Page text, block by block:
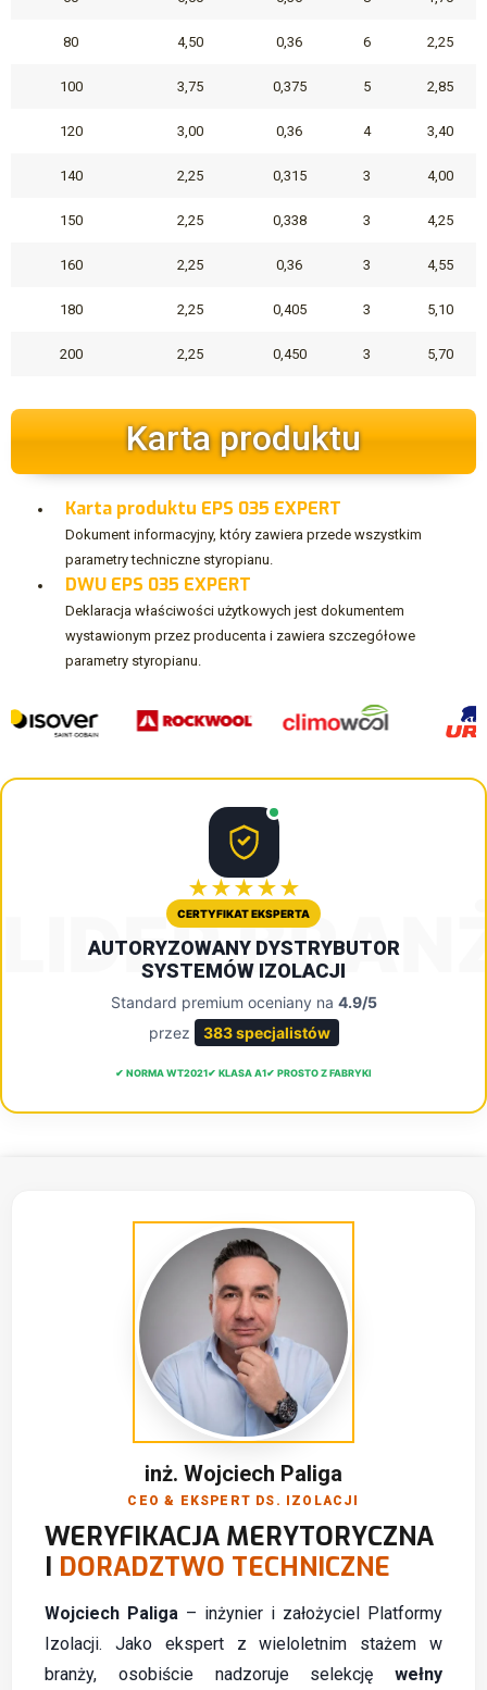
80 4,50 0,36 6 2,25
100 3,75 0,375 5 2,85
120 3,00 0,36 4 3,40
140 2,25 0,315 3 4,00
150 2,25 0,338 3 4,25
160 2,25 0,36 3 4,55
180 2,25 0,405 3 5,10
200 2,25 0,450 3 5,70
Karta produktu
Karta produktu EPS 035 EXPERT
Dokument informacyjny, który zawiera przede wszystkim
parametry techniczne styropianu.
DWU EPS 035 EXPERT
Deklaracja właściwości użytkowych jest dokumentem
wystawionym przez producenta i zawiera szczegółowe
parametry styropianu.
LIDER
★★★★★
CERTYFIKAT EKSPERTA
AUTORYZOWANY DYSTRYBUTOR
SYSTEMÓW IZOLACJI
Standard premium oceniany na 4.9/5
przez
383 specjalistów
✔ NORMA WT2021✔ KLASA A1✔ PROSTO Z FABRYKI
WERYFIKACJA MERYTORYCZNA
I DORADZTWO TECHNICZNE
Wojciech Paliga – inżynier i założyciel Platformy
Izolacji. Jako ekspert z wieloletnim stażem w
branży, osobiście nadzoruje selekcję wełny
inż. Wojciech Paliga
CEO & EKSPERT DS. IZOLACJI